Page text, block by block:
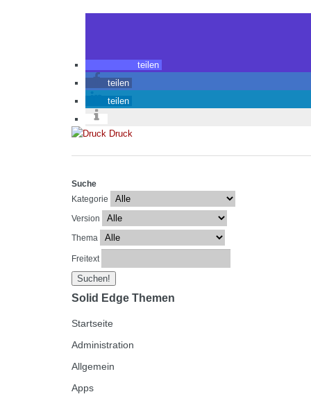
teilen
teilen
teilen
Druck
Suche
Kategorie
Version
Thema
Freitext
Solid Edge Themen
Startseite
Administration
Allgemein
Apps